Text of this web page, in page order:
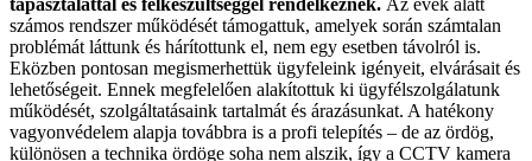
tapasztalattal és felkészültséggel rendelkeznek. Az évek alatt
számos rendszer működését támogattuk, amelyek során számtalan
problémát láttunk és hárítottunk el, nem egy esetben távolról is.
Eközben pontosan megismerhettük ügyfeleink igényeit, elvárásait és
lehetőségeit. Ennek megfelelően alakítottuk ki ügyfélszolgálatunk
működését, szolgáltatásaink tartalmát és árazásunkat. A hatékony
vagyonvédelem alapja továbbra is a profi telepítés – de az ördög,
különösen a technika ördöge soha nem alszik, így a CCTV kamera